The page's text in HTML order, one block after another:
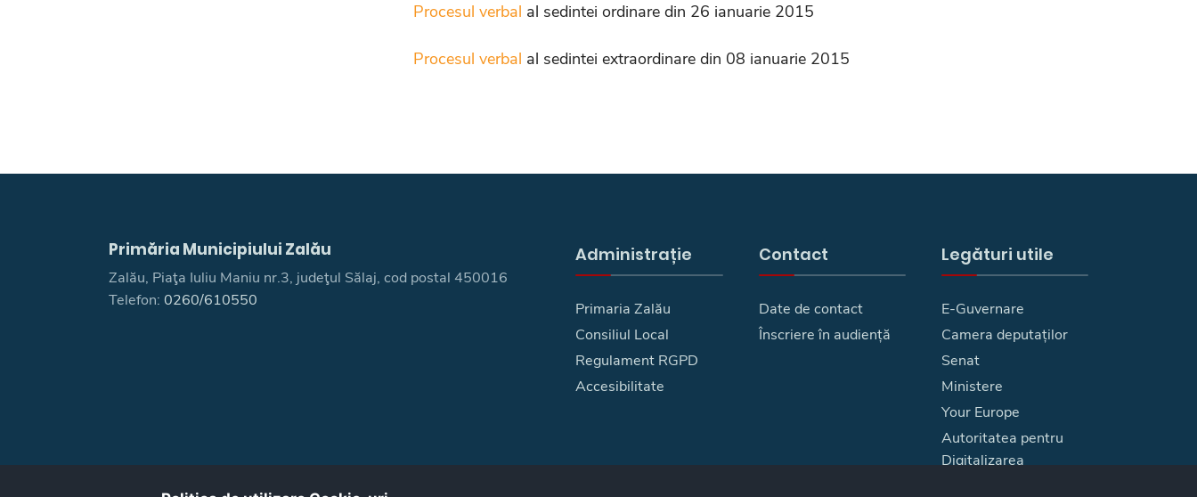
Procesul verbal al sedintei ordinare din 26 ianuarie 2015
Procesul verbal al sedintei extraordinare din 08 ianuarie 2015
Primăria Municipiului Zalău
Zalău, Piaţa Iuliu Maniu nr.3, judeţul Sălaj, cod postal 450016
Telefon: 0260/610550
Administrație
Primaria Zalău
Consiliul Local
Regulament RGPD
Accesibilitate
Contact
Date de contact
Înscriere în audiență
Legături utile
E-Guvernare
Camera deputaților
Senat
Ministere
Your Europe
Autoritatea pentru
Digitalizarea